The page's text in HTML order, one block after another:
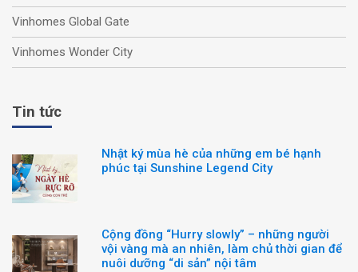
Vinhomes Global Gate
Vinhomes Wonder City
Tin tức
Nhật ký mùa hè của những em bé hạnh
phúc tại Sunshine Legend City
Cộng đồng “Hurry slowly” – những người
vội vàng mà an nhiên, làm chủ thời gian để
nuôi dưỡng “di sản” nội tâm